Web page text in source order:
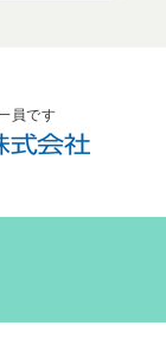
員です